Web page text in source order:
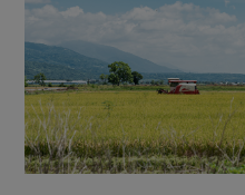
辛香料類
奶蛋豆・五穀
蛋
食材
米食
麵食
肉食
海鮮
特別企畫
預購活動
把最好的台灣味帶回家！
防災用品預購圓滿結束
綠主張
觀點文章
主婦食堂
關於合作社